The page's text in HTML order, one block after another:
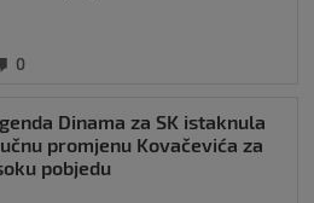
0
Dinama za SK istaknula
promjenu Kovačevića za
pobjedu